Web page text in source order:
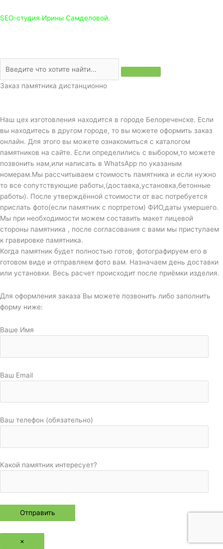
SEO-студия Ирины Самделовой.
Заказ памятника дистанционно
Наш цех изготовления находится в городе Белореченске. Если
вы находитесь в другом городе, то вы можете оформить заказ
онлайн. Для этого вы можете ознакомиться с каталогом
памятников на сайте. Если определились с выбором,то можете
позвонить нам,или написать в WhatsApp по указаным
номерам.Мы рассчитываем стоимость памятника и если нужно
то все сопутствующие работы,(доставка,установка,бетонные
работы). После утверждённой стоимости от вас потребуется
прислать фото(если памятник с портретом) ФИО,даты умершего.
Мы при необходимости можем составить макет лицевой
стороны памятника , после согласования с вами мы приступаем
к гравировке памятника.
Когда памятник будет полностью готов, фотографируем его в
готовом виде и отправляем фото вам. Назначаем день доставки
или установки. Весь расчет происходит после приёмки изделия.
Для оформления заказа Вы можете позвонить либо заполнить
форму ниже:
Ваше Имя
Ваш Email
Ваш телефон (обязательно)
Какой памятник интересует?
×